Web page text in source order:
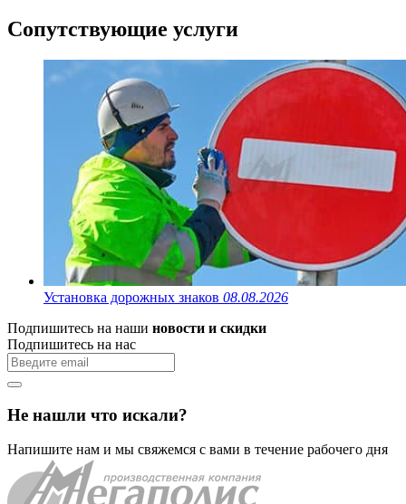
Сопутствующие услуги
Установка дорожных знаков 08.08.2026
Подпишитесь на наши новости и скидки
Подпишитесь на нас
Не нашли что искали?
Напишите нам и мы свяжемся с вами в течение рабочего дня